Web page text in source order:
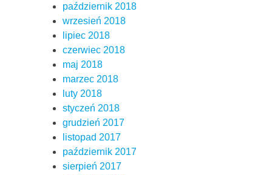
październik 2018
wrzesień 2018
lipiec 2018
czerwiec 2018
maj 2018
marzec 2018
luty 2018
styczeń 2018
grudzień 2017
listopad 2017
październik 2017
sierpień 2017